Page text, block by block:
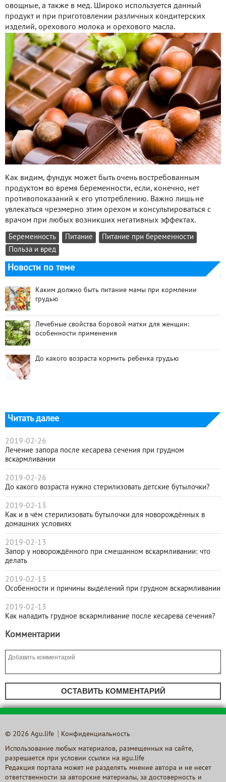
овощные, а также в мед. Широко используется данный
продукт и при приготовлении различных кондитерских
изделий, орехового молока и орехового масла.
Как видим, фундук может быть очень востребованным
продуктом во время беременности, если, конечно, нет
противопоказаний к его употреблению. Важно лишь не
увлекаться чрезмерно этим орехом и консультироваться с
врачом при любых возникших негативных эффектах.
Беременность Питание
Питание при беременности
Польза и вред
Новости по теме
Каким должно быть питание мамы при кормлении
грудью
Лечебные свойства боровой матки для женщин:
особенности применения
До какого возраста кормить ребенка грудью
Читать далее
2019-02-26
Лечение запора после кесарева сечения при грудном
вскармливании
2019-02-26
До какого возраста нужно стерилизовать детские бутылочки?
2019-02-13
Как и в чём стерилизовать бутылочки для новорождённых в
домашних условиях
2019-02-13
Запор у новорождённого при смешанном вскармливании: что
делать
2019-02-13
Особенности и причины выделений при грудном вскармливании
2019-02-13
Как наладить грудное вскармливание после кесарева сечения?
Комментарии
ОСТАВИТЬ КОММЕНТАРИЙ
© 2026 Agu.life Конфиденциальность
Использование любых материалов, размещенных на сайте,
разрешается при условии ссылки на agu.life
Редакция портала может не разделять мнение автора и не несет
ответственности за авторские материалы, за достоверность и